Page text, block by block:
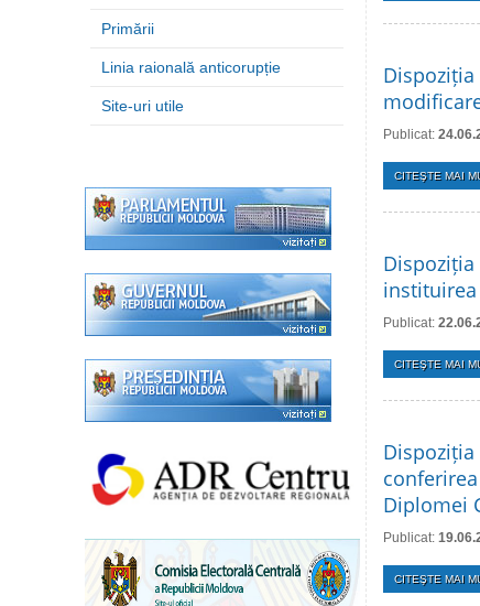
Primării
Linia raională anticorupție
Site-uri utile
Publicat:
CITEŞTE MAI
Publicat:
CITEŞTE MAI
conferirea
Diplomei
Publicat:
CITEŞTE MAI